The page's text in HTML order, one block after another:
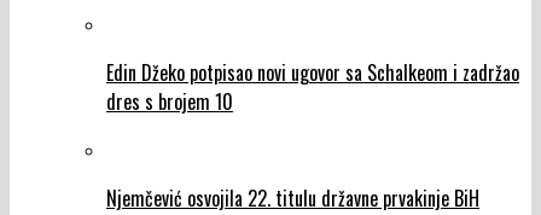
Edin Džeko potpisao novi ugovor sa Schalkeom i zadržao
dres s brojem 10
Njemčević osvojila 22. titulu državne prvakinje BiH